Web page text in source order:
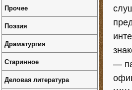
—
Прочее
Поэзия
Драматургия
Старинное
Деловая литература